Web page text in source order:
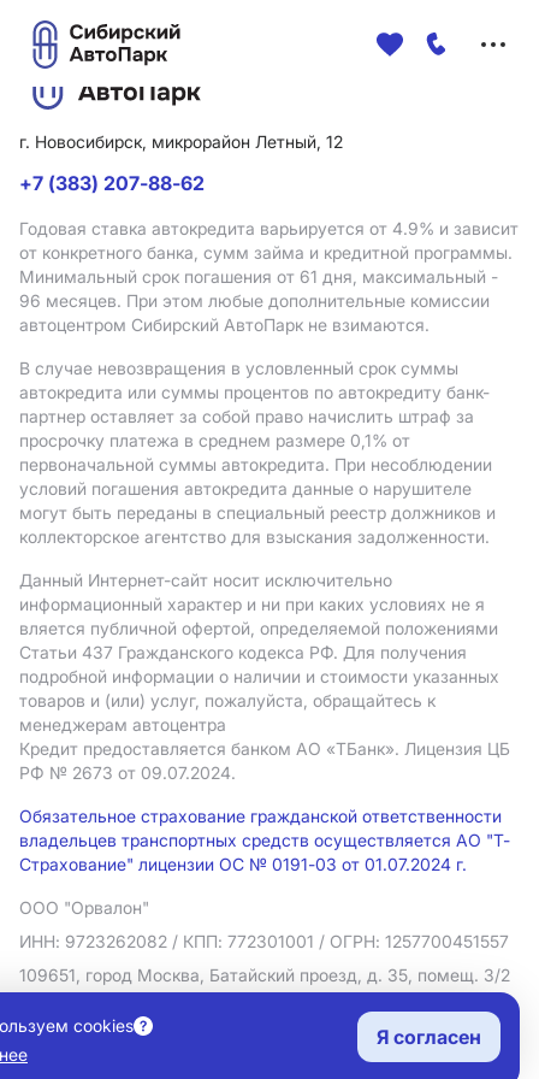
г. Новосибирск, микрорайон Летный, 12
+7 (383) 207-88-62
Годовая ставка автокредита варьируется от 4.9% и зависит
от конкретного банка, сумм займа и кредитной программы.
Минимальный срок погашения от 61 дня, максимальный -
96 месяцев. При этом любые дополнительные комиссии
автоцентром Сибирский АвтоПарк не взимаются.
В случае невозвращения в условленный срок суммы
автокредита или суммы процентов по автокредиту банк-
партнер оставляет за собой право начислить штраф за
просрочку платежа в среднем размере 0,1% от
первоначальной суммы автокредита. При несоблюдении
условий погашения автокредита данные о нарушителе
могут быть переданы в специальный реестр должников и
коллекторское агентство для взыскания задолженности.
Данный Интернет-сайт носит исключительно
информационный характер и ни при каких условиях не я
вляется публичной офертой, определяемой положениями
Статьи 437 Гражданского кодекса РФ. Для получения
подробной информации о наличии и стоимости указанных
товаров и (или) услуг, пожалуйста, обращайтесь к
менеджерам автоцентра
Кредит предоставляется банком АO «ТБанк». Лицензия ЦБ
РФ № 2673 от 09.07.2024.
Обязательное страхование гражданской ответственности
владельцев транспортных средств осуществляется АО "Т-
Страхование" лицензии ОС № 0191-03 от 01.07.2024 г.
ООО "Орвалон"
ИНН: 9723262082 / КПП: 772301001 / ОГРН: 1257700451557
109651, город Москва, Батайский проезд, д. 35, помещ. 3/2
Политика в отношении обработки персональных данных
Согласие на рекламную рассылку
Правовая информация
cookies
Я согласен